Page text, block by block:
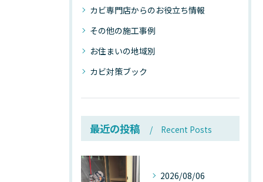
カビ専門店からのお役立ち情報
その他の施工事例
お住まいの地域別
カビ対策ブック
最近の投稿 Recent Posts
2026/08/06